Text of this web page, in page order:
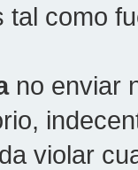
tal como
no enviar
violar